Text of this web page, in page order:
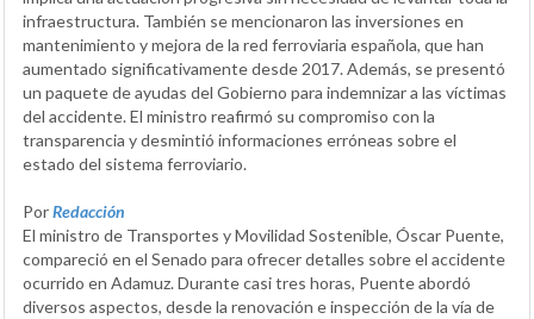
infraestructura. También se mencionaron las inversiones en
mantenimiento y mejora de la red ferroviaria española, que han
aumentado significativamente desde 2017. Además, se presentó
un paquete de ayudas del Gobierno para indemnizar a las víctimas
del accidente. El ministro reafirmó su compromiso con la
transparencia y desmintió informaciones erróneas sobre el
estado del sistema ferroviario.
PorRedacción
El ministro de Transportes y Movilidad Sostenible, Óscar Puente,
compareció en el Senado para ofrecer detalles sobre el accidente
ocurrido en Adamuz. Durante casi tres horas, Puente abordó
diversos aspectos, desde la renovación e inspección de la vía de